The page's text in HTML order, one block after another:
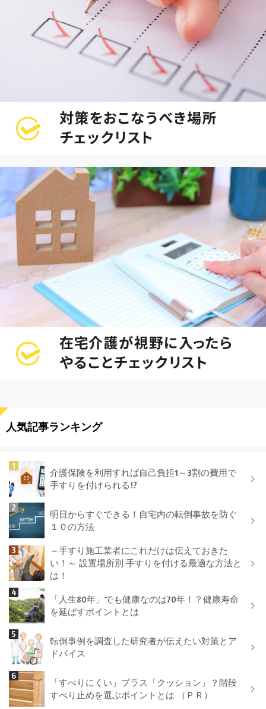
人気記事ランキング
介護保険を利用すれば自己負担1～3割の費用で
手すりを付けられる!?
明日からすぐできる！自宅内の転倒事故を防ぐ
１０の方法
～手すり施工業者にこれだけは伝えておきた
い！～ 設置場所別 手すりを付ける最適な方法と
は！
「人生80年」でも健康なのは70年！？健康寿命
を延ばすポイントとは
転倒事例を調査した研究者が伝えたい対策とア
ドバイス
「すべりにくい」プラス「クッション」？階段
すべり止めを選ぶポイントとは （ＰＲ）